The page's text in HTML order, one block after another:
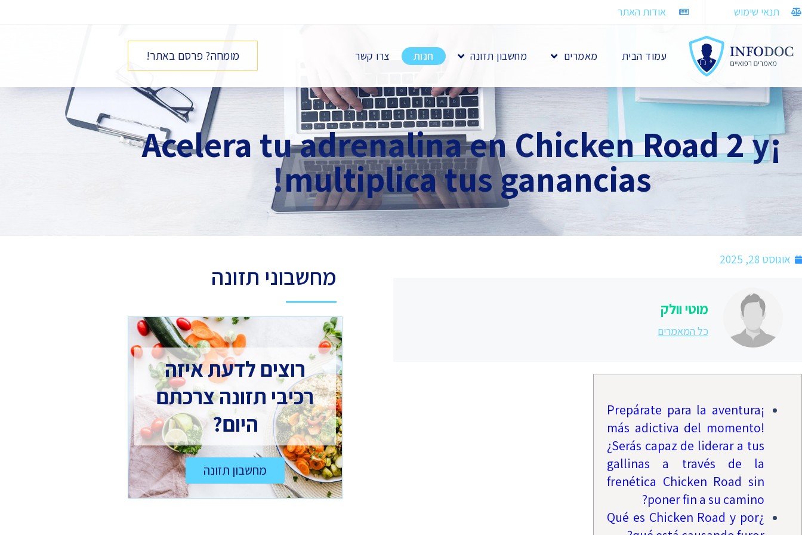
תנאי שימוש אודות האתר
עמוד הבית מאמרים מחשבון תזונה חנות צרו קשר מומחה? פרסם באתר!
¡Acelera tu adrenalina en Chicken Road 2 y
multiplica tus ganancias!
אוגוסט 28, 2025
מוטי וולק
כל המאמרים
¡Prepárate para la aventura
más adictiva del momento!
¿Serás capaz de liderar a tus
gallinas a través de la
frenética Chicken Road sin
poner fin a su camino?
¿Qué es Chicken Road y por
מחשבוני תזונה
רוצים לדעת איזה
רכיבי תזונה צרכתם
היום?
מחשבון תזונה